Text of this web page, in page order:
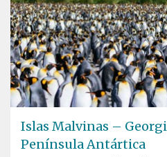
Islas Malvinas –
Península Antártica